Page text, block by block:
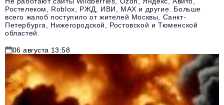
Ростелеком, Roblox, РЖД, ИВИ, MAX и другие. Больше
всего жалоб поступило от жителей Москвы, Санкт-
Петербурга, Нижегородской, Ростовской и Тюменской
областей.
06 августа 13:58